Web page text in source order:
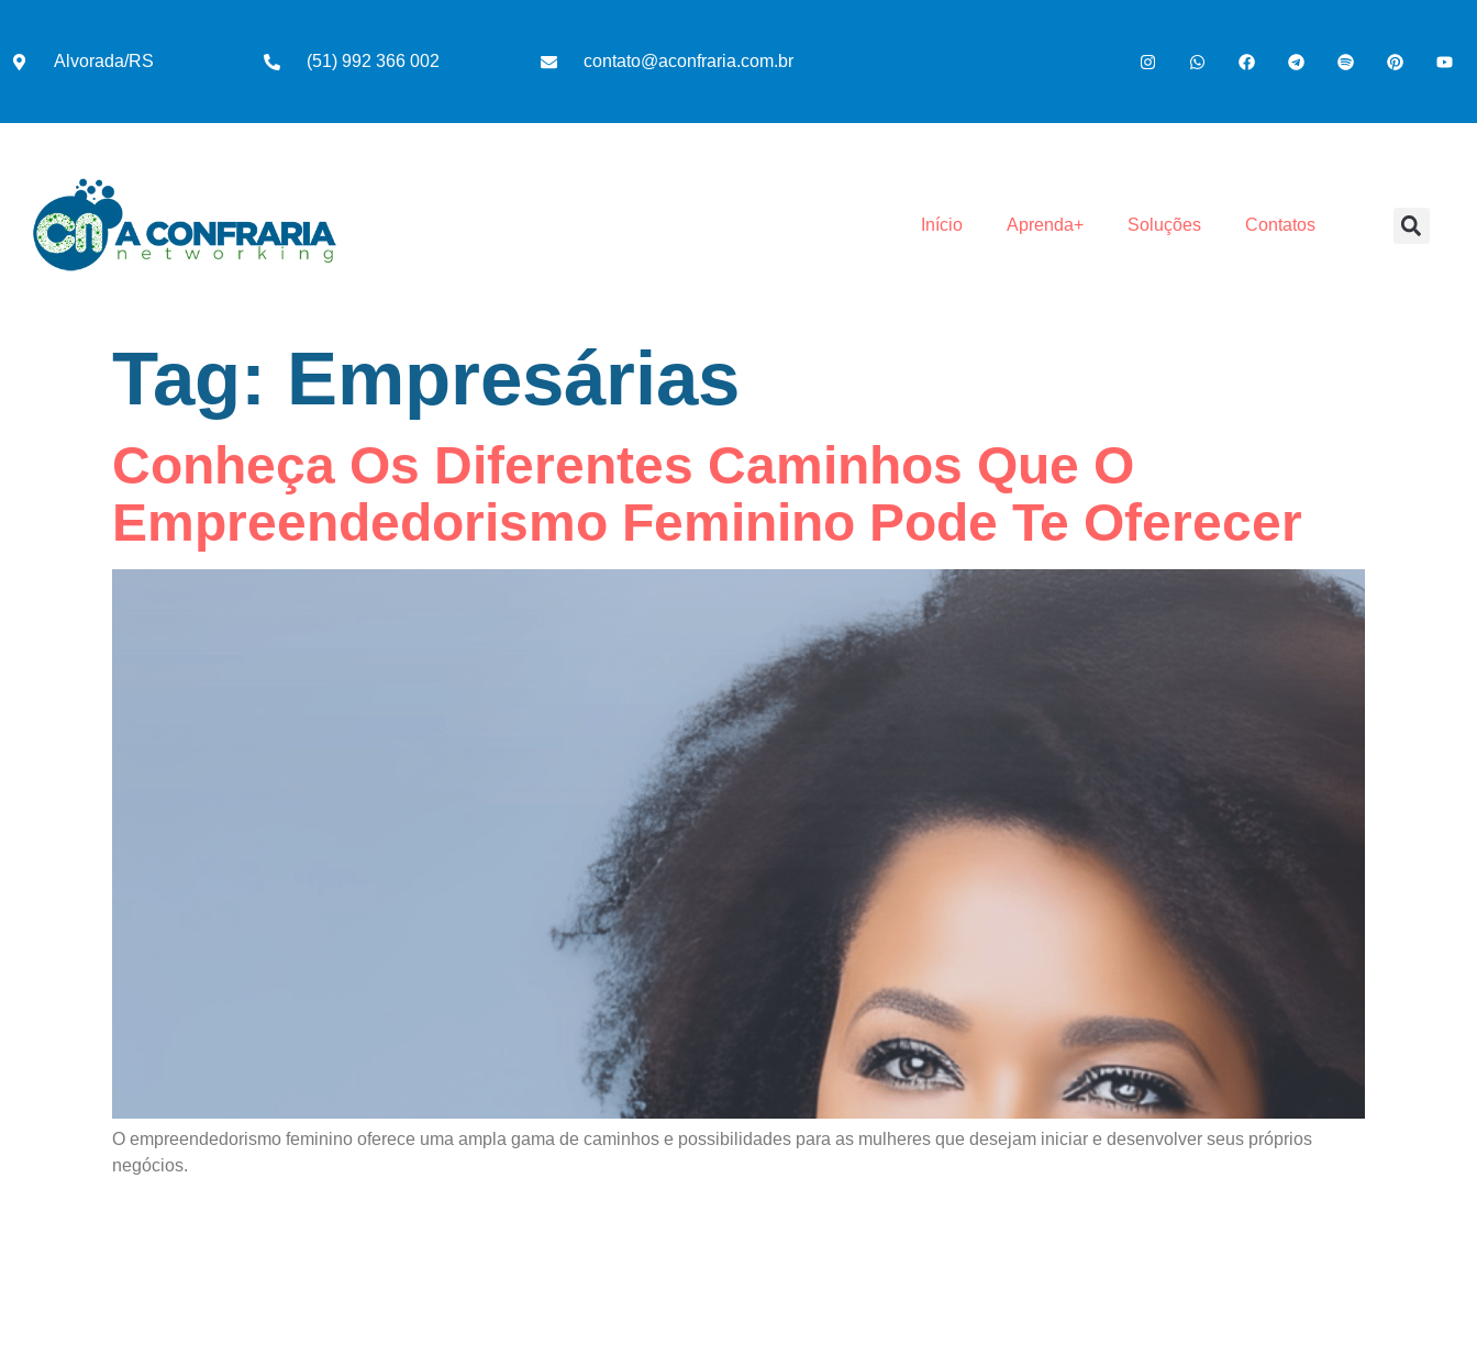
Alvorada/RS (51) 992 366 002 contato@aconfraria.com.br
Início Aprenda+ Soluções Contatos
Tag: Empresárias
Conheça Os Diferentes Caminhos Que O
Empreendedorismo Feminino Pode Te Oferecer
O empreendedorismo feminino oferece uma ampla gama de caminhos e possibilidades para as mulheres que desejam iniciar e desenvolver seus próprios
negócios.